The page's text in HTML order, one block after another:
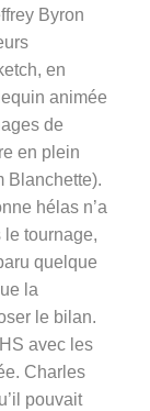
Byron
en
animée
de
en plein
Blanchette).
hélas n’a
le tournage,
quelque
la
le bilan.
avec les
Charles
pouvait